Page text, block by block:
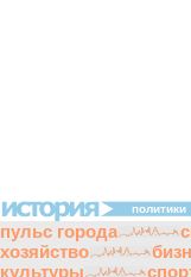
политики
пульс города
хозяйство
культуры